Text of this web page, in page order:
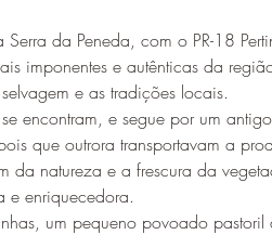
da Peneda, com o PR-18
imponentes e autênticas da
e as tradições locais.
encontram, e segue por um antigo
que outrora transportavam a
da natureza e a frescura da
e enriquecedora.
um pequeno povoado pastoril